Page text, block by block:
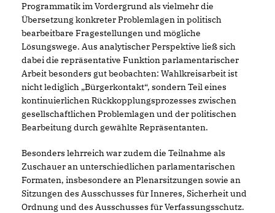
Programmatik im Vordergrund als vielmehr die
Übersetzung konkreter Problemlagen in politisch
bearbeitbare Fragestellungen und mögliche
Lösungswege. Aus analytischer Perspektive ließ sich
dabei die repräsentative Funktion parlamentarischer
Arbeit besonders gut beobachten: Wahlkreisarbeit ist
nicht lediglich „Bürgerkontakt“, sondern Teil eines
kontinuierlichen Rückkopplungsprozesses zwischen
gesellschaftlichen Problemlagen und der politischen
Bearbeitung durch gewählte Repräsentanten.
Besonders lehrreich war zudem die Teilnahme als
Zuschauer an unterschiedlichen parlamentarischen
Formaten, insbesondere an Plenarsitzungen sowie an
Sitzungen des Ausschusses für Inneres, Sicherheit und
Ordnung und des Ausschusses für Verfassungsschutz.